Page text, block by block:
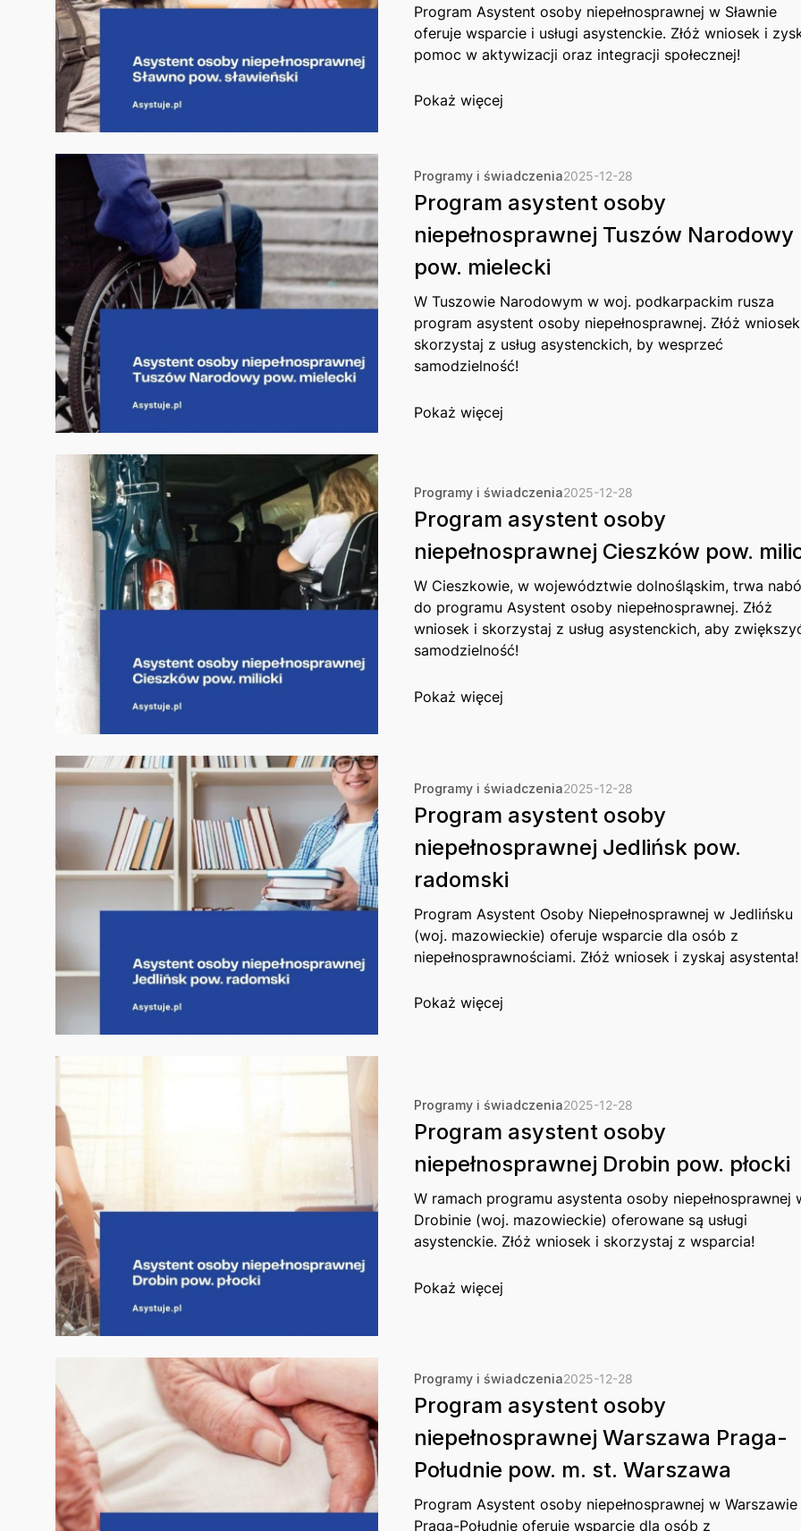
Program Asystent osoby niepełnosprawnej w Sławnie
oferuje wsparcie i usługi asystenckie. Złóż wniosek i
pomoc w aktywizacji oraz integracji społecznej!
Pokaż więcej
Programy i świadczenia2025-12-28
Program asystent osoby
niepełnosprawnej Tuszów Narodowy
pow. mielecki
W Tuszowie Narodowym w woj. podkarpackim rusza
program asystent osoby niepełnosprawnej. Złóż
skorzystaj z usług asystenckich, by wesprzeć
samodzielność!
Pokaż więcej
Programy i świadczenia2025-12-28
Program asystent osoby
niepełnosprawnej Cieszków pow.
W Cieszkowie, w województwie dolnośląskim, trwa
do programu Asystent osoby niepełnosprawnej. Złóż
wniosek i skorzystaj z usług asystenckich, aby
samodzielność!
Pokaż więcej
Programy i świadczenia2025-12-28
Program asystent osoby
niepełnosprawnej Jedlińsk pow.
radomski
Program Asystent Osoby Niepełnosprawnej w Jedlińsku
(woj. mazowieckie) oferuje wsparcie dla osób z
niepełnosprawnościami. Złóż wniosek i zyskaj asystenta!
Pokaż więcej
Programy i świadczenia2025-12-28
Program asystent osoby
niepełnosprawnej Drobin pow. płocki
W ramach programu asystenta osoby niepełnosprawnej
Drobinie (woj. mazowieckie) oferowane są usługi
asystenckie. Złóż wniosek i skorzystaj z wsparcia!
Pokaż więcej
Programy i świadczenia2025-12-28
Program asystent osoby
niepełnosprawnej Warszawa Praga-
Południe pow. m. st. Warszawa
Program Asystent osoby niepełnosprawnej w Warszawie
Praga-Południe oferuje wsparcie dla osób z